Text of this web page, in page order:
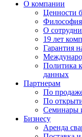
О компании
Ценности
Философия
О
19 лет
Гарантия
Политика
данных
Партнерам
По
По
Семинары
Бизнесу
Аренда